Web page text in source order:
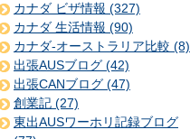
カナダ ビザ情報 (327)
カナダ 生活情報 (90)
カナダ-オーストラリア比較 (8)
出張AUSブログ (42)
出張CANブログ (47)
創業記 (27)
東出AUSワーホリ記録ブログ